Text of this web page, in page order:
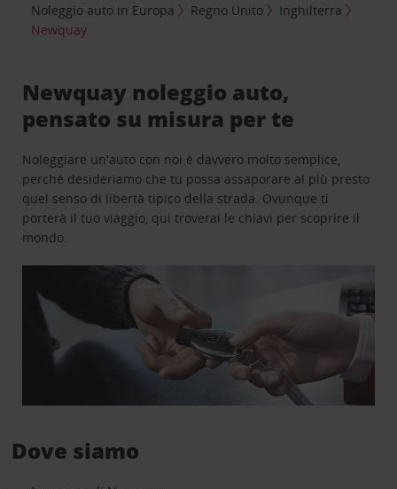
Noleggio auto in Europa
Regno Unito
Inghilterra
Newquay
Newquay noleggio auto,
pensato su misura per te
Noleggiare un'auto con noi è davvero molto semplice,
perché desideriamo che tu possa assaporare al più presto
quel senso di libertà tipico della strada. Ovunque ti
porterà il tuo viaggio, qui troverai le chiavi per scoprire il
mondo.
Dove siamo